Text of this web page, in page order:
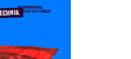
DER HANDWERKER ENGEL
GRÖßER, BESSER & SCHNELLER